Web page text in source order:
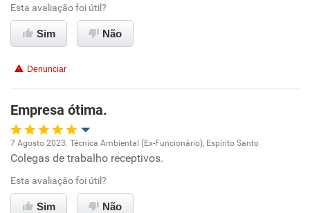
Ambiente de trabalho
Conciliação com a vida familiar
Recomenda esta empresa
Não recomenda a diretoria
Esta avaliação foi útil?
Sim Não
Denunciar
Empresa ótima.
Oportunidade de promoção
Ambiente de trabalho
7 Agosto 2023. Técnica Ambiental (Ex-Funcionário), Espírito Santo
Colegas de trabalho receptivos.
Esta avaliação foi útil?
Sim Não